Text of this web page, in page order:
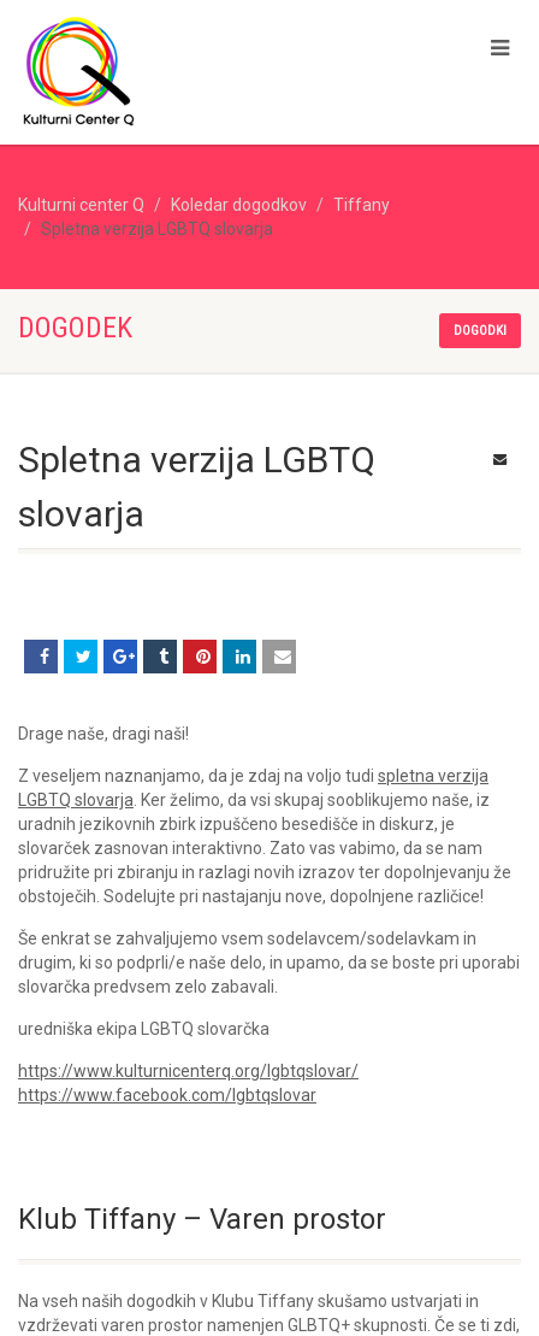
Kulturni center Q Koledar dogodkov
Tiffany
Spletna verzija LGBTQ slovarja
DOGODEK DOGODKI
Spletna verzija LGBTQ
slovarja
Drage naše, dragi naši!
Z veseljem naznanjamo, da je zdaj na voljo tudi spletna verzija
LGBTQ slovarja . Ker želimo, da vsi skupaj sooblikujemo naše, iz
uradnih jezikovnih zbirk izpuščeno besedišče in diskurz, je
slovarček zasnovan interaktivno. Zato vas vabimo, da se nam
pridružite pri zbiranju in razlagi novih izrazov ter dopolnjevanju že
obstoječih. Sodelujte pri nastajanju nove, dopolnjene različice!
Še enkrat se zahvaljujemo vsem sodelavcem/sodelavkam in
drugim, ki so podprli/e naše delo, in upamo, da se boste pri uporabi
slovarčka predvsem zelo zabavali.
uredniška ekipa LGBTQ slovarčka
https://www.kulturnicenterq.org/lgbtqslovar/
https://www.facebook.com/lgbtqslovar
Klub Tiffany – Varen prostor
Na vseh naših dogodkih v Klubu Tiffany skušamo ustvarjati in
vzdrževati varen prostor namenjen GLBTQ+ skupnosti. Če se ti zdi,